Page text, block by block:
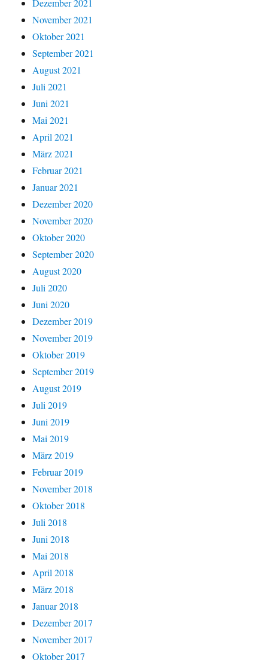
Dezember 2021
November 2021
Oktober 2021
September 2021
August 2021
Juli 2021
Juni 2021
Mai 2021
April 2021
März 2021
Februar 2021
Januar 2021
Dezember 2020
November 2020
Oktober 2020
September 2020
August 2020
Juli 2020
Juni 2020
Dezember 2019
November 2019
Oktober 2019
September 2019
August 2019
Juli 2019
Juni 2019
Mai 2019
März 2019
Februar 2019
November 2018
Oktober 2018
Juli 2018
Juni 2018
Mai 2018
April 2018
März 2018
Januar 2018
Dezember 2017
November 2017
Oktober 2017